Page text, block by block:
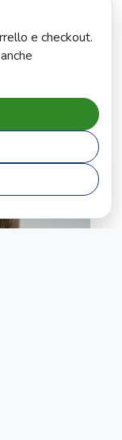
ambiente di
ad alto
e checkout.